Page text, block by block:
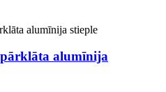
alumīnija